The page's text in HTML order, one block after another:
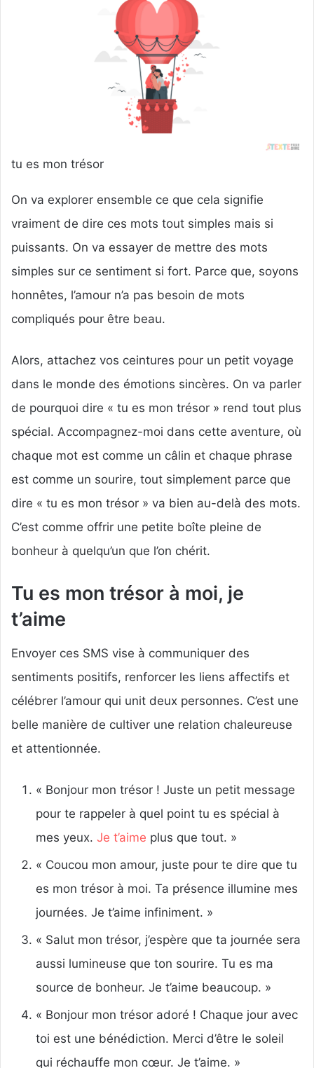
tu es mon trésor
On va explorer ensemble ce que cela signifie
vraiment de dire ces mots tout simples mais si
puissants. On va essayer de mettre des mots
simples sur ce sentiment si fort. Parce que, soyons
honnêtes, l’amour n’a pas besoin de mots
compliqués pour être beau.
Alors, attachez vos ceintures pour un petit voyage
dans le monde des émotions sincères. On va parler
de pourquoi dire « tu es mon trésor » rend tout plus
spécial. Accompagnez-moi dans cette aventure, où
chaque mot est comme un câlin et chaque phrase
est comme un sourire, tout simplement parce que
dire « tu es mon trésor » va bien au-delà des mots.
C’est comme offrir une petite boîte pleine de
bonheur à quelqu’un que l’on chérit.
Tu es mon trésor à moi, je
t’aime
Envoyer ces SMS vise à communiquer des
sentiments positifs, renforcer les liens affectifs et
célébrer l’amour qui unit deux personnes. C’est une
belle manière de cultiver une relation chaleureuse
et attentionnée.
« Bonjour mon trésor ! Juste un petit message
pour te rappeler à quel point tu es spécial à
mes yeux. Je t’aime plus que tout. »
« Coucou mon amour, juste pour te dire que tu
es mon trésor à moi. Ta présence illumine mes
journées. Je t’aime infiniment. »
« Salut mon trésor, j’espère que ta journée sera
aussi lumineuse que ton sourire. Tu es ma
source de bonheur. Je t’aime beaucoup. »
« Bonjour mon trésor adoré ! Chaque jour avec
toi est une bénédiction. Merci d’être le soleil
qui réchauffe mon cœur. Je t’aime. »